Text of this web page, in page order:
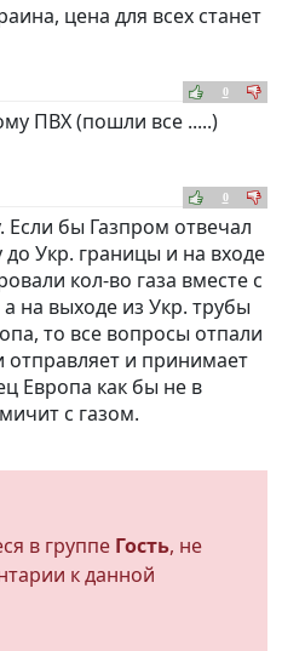
цена для всех станет
0
ПВХ (пошли все .....)
0
Если бы Газпром отвечал
до Укр. границы и на входе
кол-во газа вместе с
на выходе из Укр. трубы
то все вопросы отпали
отправляет и принимает
Европа как бы не в
с газом.
в группе Гость, не
к данной